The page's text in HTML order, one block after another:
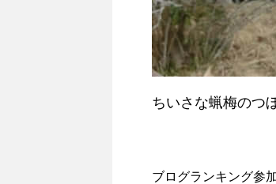
ちいさな蝋梅のつ
ブログランキング参